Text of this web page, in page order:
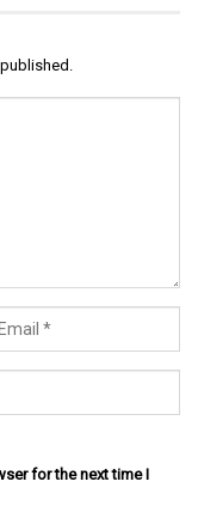
for the next time I